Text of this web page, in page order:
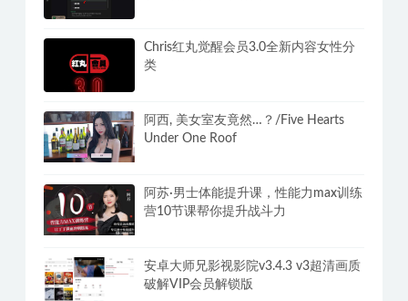
Chris红丸觉醒会员3.0全新内容女性分
类
阿西, 美女室友竟然…？/Five Hearts
Under One Roof
阿苏·男士体能提升课，性能力max训练
营10节课帮你提升战斗力
安卓大师兄影视影院v3.4.3 v3超清画质
破解VIP会员解锁版